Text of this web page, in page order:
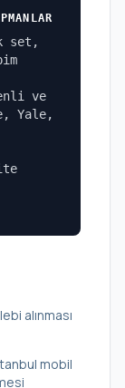
set,
ve
Yale,
alınması
mobil